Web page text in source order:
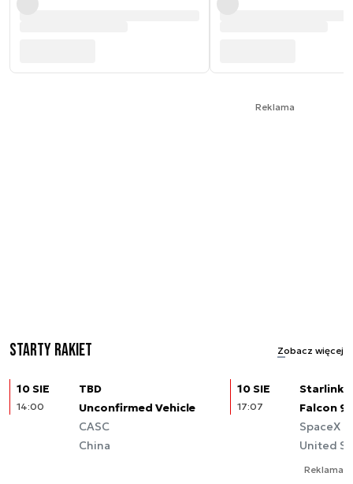
Reklama
Starty rakiet Zobacz więcej
10 SIE
14:00
TBD
Unconfirmed Vehicle
CASC
China
10 SIE
17:07
Starlink
Falcon 9
SpaceX
United
Reklama